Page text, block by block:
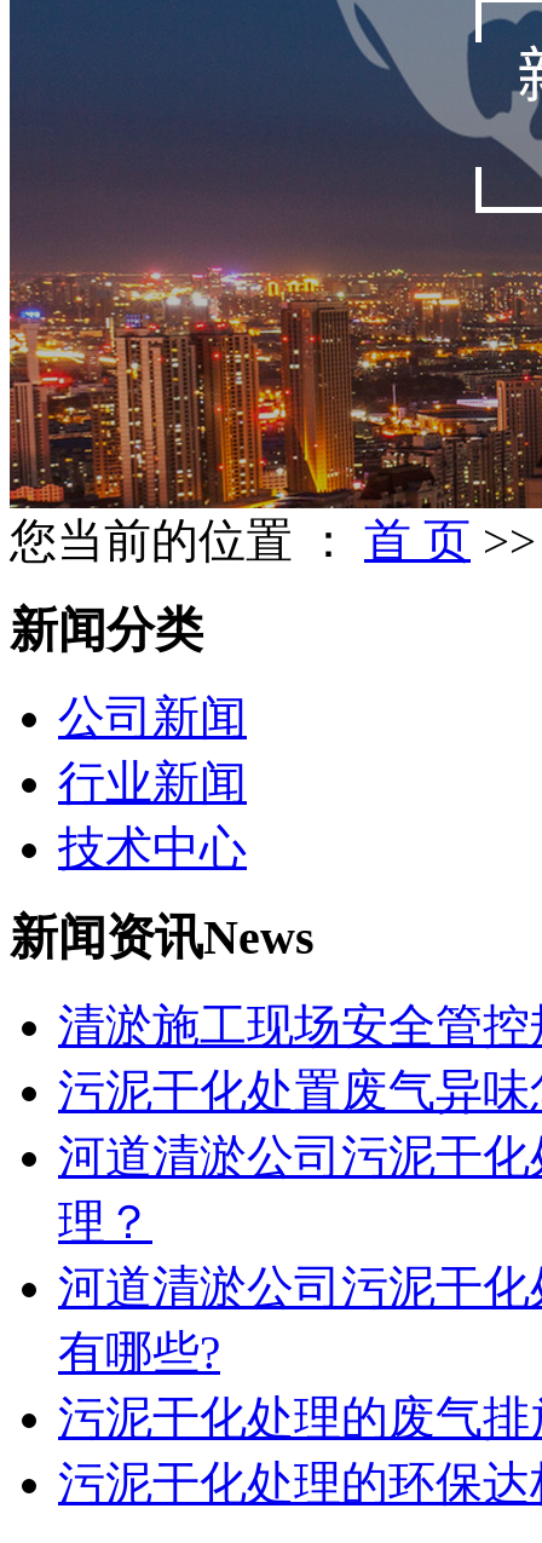
您当前的位置 ： 首 页
新闻分类
公司新闻
行业新闻
技术中心
新闻资讯News
清淤施工现场安全管
污泥干化处置废气异
河道清淤公司污泥干
理？
河道清淤公司污泥干
有哪些?
污泥干化处理的废气
污泥干化处理的环保